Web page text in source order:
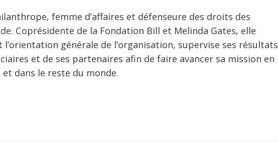
femme d’affaires et défenseure des droits des
Coprésidente de la Fondation Bill et Melinda Gates, elle
générale de l’organisation, supervise ses résultats
et de ses partenaires afin de faire avancer sa mission en
dans le reste du monde.